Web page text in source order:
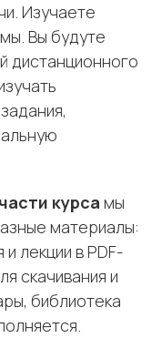
Изучаете
Вы будуте
дистанционного
курса мы
материалы:
лекции в PDF-
скачивания и
библиотека